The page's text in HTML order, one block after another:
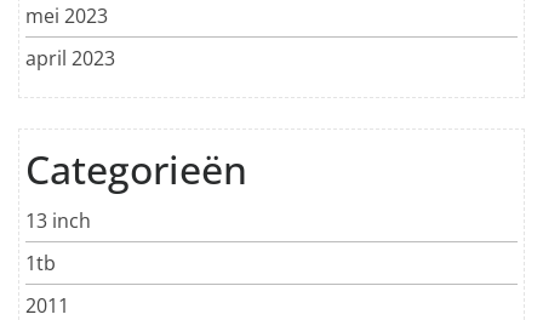
mei 2023
april 2023
Categorieën
13 inch
1tb
2011